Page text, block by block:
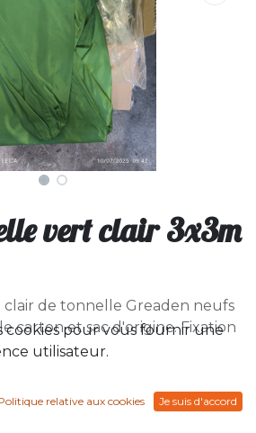
vert clair 3x3m
clair de tonnelle Greaden neufs
carton et sac d'origine. Fixation
cookies pour vous fournir une
utilisateur.
relative aux cookies Je suis d'accord